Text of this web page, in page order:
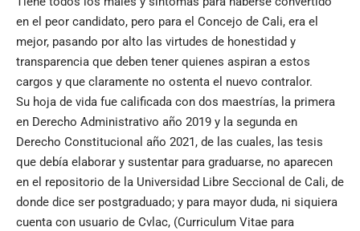
en el peor candidato, pero para el Concejo de Cali, era el
mejor, pasando por alto las virtudes de honestidad y
transparencia que deben tener quienes aspiran a estos
cargos y que claramente no ostenta el nuevo contralor.
Su hoja de vida fue calificada con dos maestrías, la primera
en Derecho Administrativo año 2019 y la segunda en
Derecho Constitucional año 2021, de las cuales, las tesis
que debía elaborar y sustentar para graduarse, no aparecen
en el repositorio de la Universidad Libre Seccional de Cali, de
donde dice ser postgraduado; y para mayor duda, ni siquiera
cuenta con usuario de Cvlac, (Curriculum Vitae para